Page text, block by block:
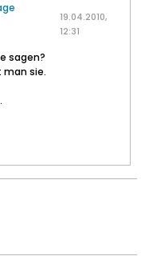
19.04.2010,
12:31
sagen?
man sie.